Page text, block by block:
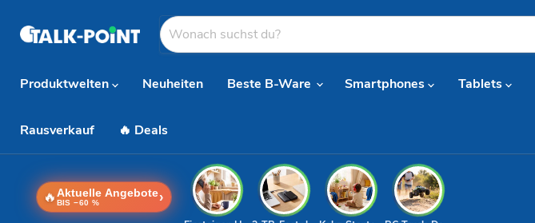
Produktwelten
Neuheiten Beste B-Ware Smartphones Tablets
Rausverkauf 🔥 Deals
🔥 Aktuelle Angebote
BIS −60 % ›